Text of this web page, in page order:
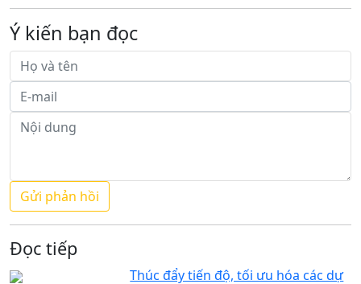
Ý kiến bạn đọc
Đọc tiếp
Thúc đẩy tiến độ, tối ưu hóa các dự